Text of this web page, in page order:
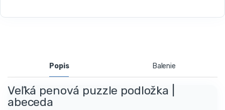
Popis Balenie
Veľká penová puzzle podložka |
abeceda